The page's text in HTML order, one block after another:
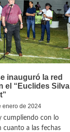
inauguró la red
el “Euclides Silva
enero de 2024
cumpliendo con lo
cuanto a las fechas